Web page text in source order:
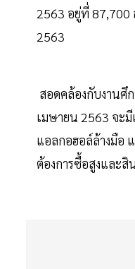
2563 อยู่ที่ 87,700
2563
สอดคล้องกับงานศึ
เมษายน 2563 จะ
แอลกอฮอล์ล้างมือ
ต้องการซื้อสูงและสิ